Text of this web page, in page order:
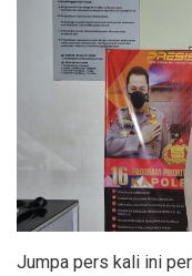
Jumpa pers kali ini